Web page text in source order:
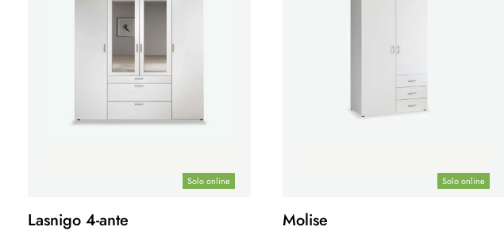
Solo online
Lasnigo 4-ante
Solo online
Molise